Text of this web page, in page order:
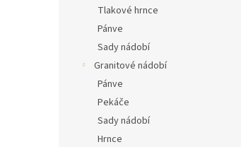
Tlakové hrnce
Pánve
Sady nádobí
Granitové nádobí
Pánve
Pekáče
Sady nádobí
Hrnce